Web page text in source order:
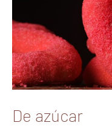
De azúcar